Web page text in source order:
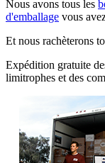
Nous avons tous les
d'emballage vous
Et nous rachèterons
Expédition gratuite
limitrophes et des